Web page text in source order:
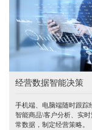
经营数据智能决策
手机端、电脑端随时跟踪
智能商品\客户分析、实
常数据，制定经营策略。